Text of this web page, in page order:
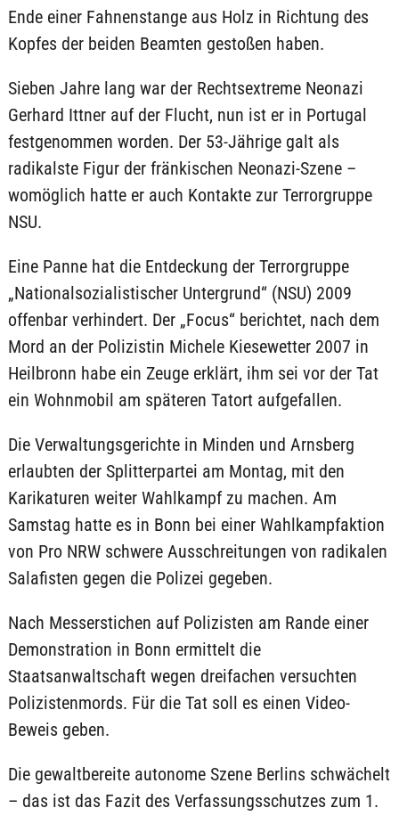
Ende einer Fahnenstange aus Holz in Richtung des
Kopfes der beiden Beamten gestoßen haben.
Sieben Jahre lang war der Rechtsextreme Neonazi
Gerhard Ittner auf der Flucht, nun ist er in Portugal
festgenommen worden. Der 53-Jährige galt als
radikalste Figur der fränkischen Neonazi-Szene –
womöglich hatte er auch Kontakte zur Terrorgruppe
NSU.
Eine Panne hat die Entdeckung der Terrorgruppe
„Nationalsozialistischer Untergrund“ (NSU) 2009
offenbar verhindert. Der „Focus“ berichtet, nach dem
Mord an der Polizistin Michele Kiesewetter 2007 in
Heilbronn habe ein Zeuge erklärt, ihm sei vor der Tat
ein Wohnmobil am späteren Tatort aufgefallen.
Die Verwaltungsgerichte in Minden und Arnsberg
erlaubten der Splitterpartei am Montag, mit den
Karikaturen weiter Wahlkampf zu machen. Am
Samstag hatte es in Bonn bei einer Wahlkampfaktion
von Pro NRW schwere Ausschreitungen von radikalen
Salafisten gegen die Polizei gegeben.
Nach Messerstichen auf Polizisten am Rande einer
Demonstration in Bonn ermittelt die
Staatsanwaltschaft wegen dreifachen versuchten
Polizistenmords. Für die Tat soll es einen Video-
Beweis geben.
Die gewaltbereite autonome Szene Berlins schwächelt
– das ist das Fazit des Verfassungsschutzes zum 1.